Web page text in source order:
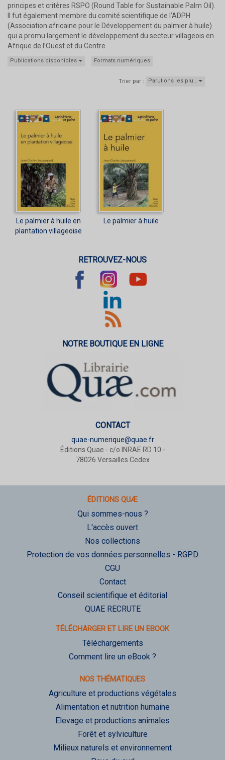
principes et critères RSPO (Round Table for Sustainable Palm Oil).
Il fut également membre du comité scientifique de l’ADPH
(Association africaine pour le Développement du palmier à huile)
qui a promu largement le développement du secteur villageois en
Afrique de l’Ouest et du Centre.
Publications disponibles Formats numériques
Trier par : Parutions les plu…
Le palmier à huile en
plantation villageoise
Le palmier à huile
RETROUVEZ-NOUS
NOTRE BOUTIQUE EN LIGNE
CONTACT
quae-numerique@quae.fr
Éditions Quae - c/o INRAE RD 10 -
78026 Versailles Cedex
ÉDITIONS QUÆ
Qui sommes-nous ?
L'accès ouvert
Nos collections
Protection de vos données personnelles - RGPD
CGU
Contact
Conseil scientifique et éditorial
QUAE RECRUTE
TÉLÉCHARGER ET LIRE UN EBOOK
Téléchargements
Comment lire un eBook ?
NOS THÉMATIQUES
Agriculture et productions végétales
Alimentation et nutrition humaine
Elevage et productions animales
Forêt et sylviculture
Milieux naturels et environnement